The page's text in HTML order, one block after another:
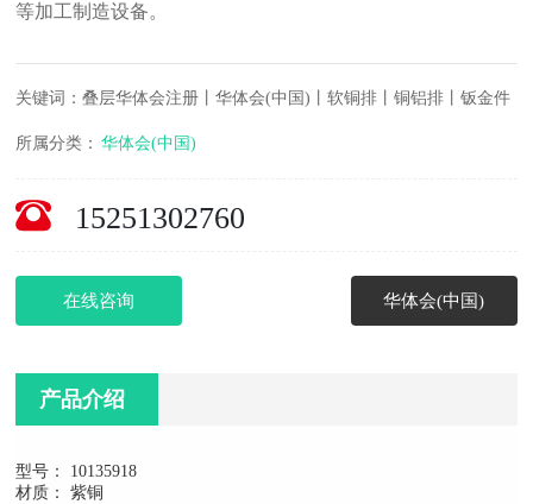
等加工制造设备。
关键词：叠层华体会注册丨华体会(中国)丨软铜排丨铜铝排丨钣金件
所属分类： 华体会(中国)
15251302760
在线咨询 华体会(中国)
产品介绍
型号： 10135918
材质： 紫铜